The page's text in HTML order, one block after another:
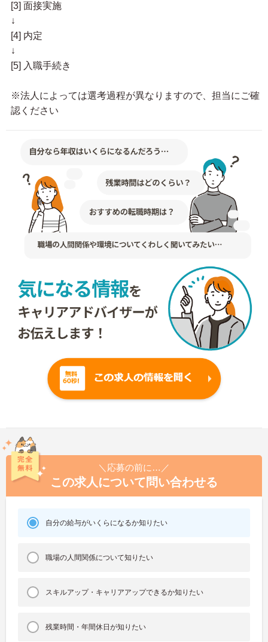
[3] 面接実施
↓
[4] 内定
↓
[5] 入職手続き
※法人によっては選考過程が異なりますので、担当にご確
認ください
＼応募の前に…／
この求人について問い合わせる
自分の給与がいくらになるか知りたい
職場の人間関係について知りたい
スキルアップ・キャリアアップできるか知りたい
残業時間・年間休日が知りたい